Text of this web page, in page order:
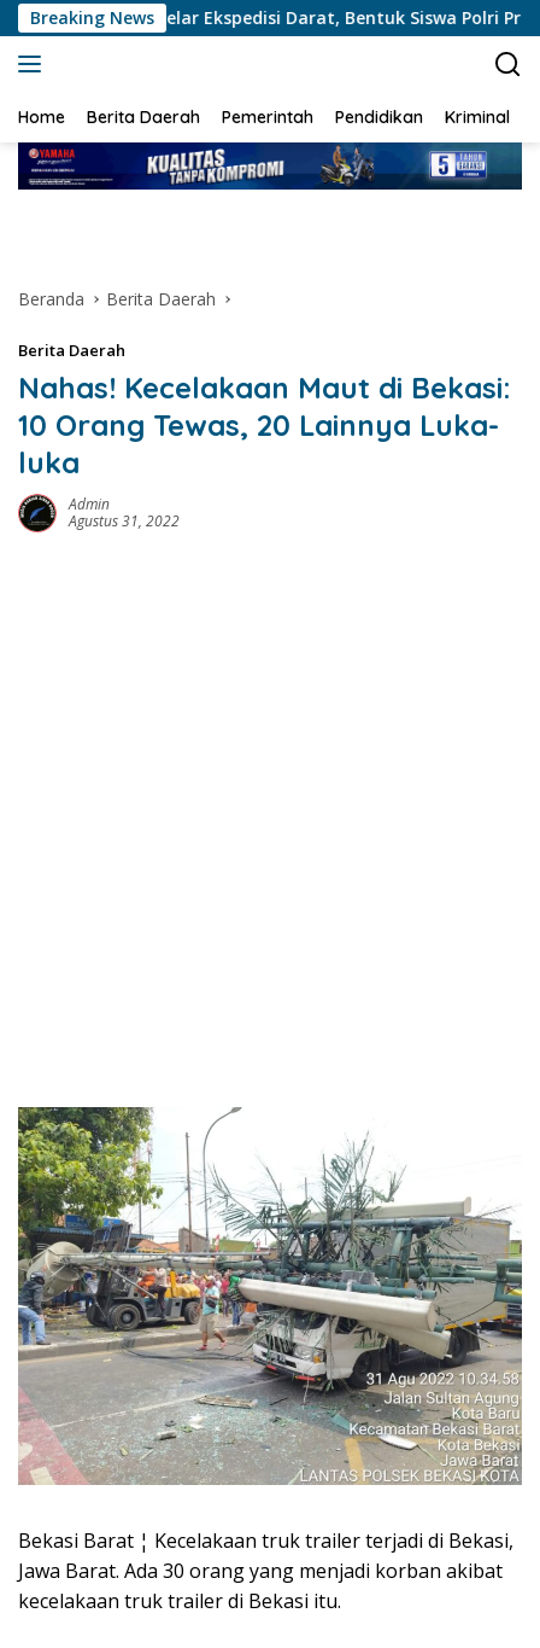
Langsung
ke
konten
Breaking News
Gelar Ekspedisi Darat, Bentuk Siswa Polri Presisi dan
Home Berita Daerah Pemerintah Pendidikan Kriminal
Beranda Berita Daerah
Berita Daerah
Nahas! Kecelakaan Maut di Bekasi:
10 Orang Tewas, 20 Lainnya Luka-
luka
Admin
Agustus 31, 2022
Bekasi Barat ¦ Kecelakaan truk trailer terjadi di Bekasi,
Jawa Barat. Ada 30 orang yang menjadi korban akibat
kecelakaan truk trailer di Bekasi itu.